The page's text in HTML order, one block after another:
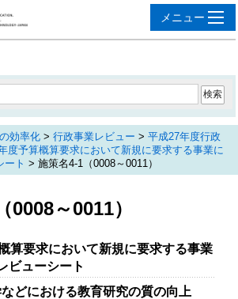
効率化 > 行政事業レビュー > 平成27年度行政
度予算概算要求において新規に要求する事業に
ート > 施策名4-1（0008～0011）
0008～0011）
算要求において新規に要求する事業
ビューシート
どにおける教育研究の質の向上